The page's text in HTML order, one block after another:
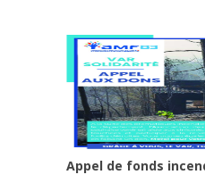
Appel de fonds